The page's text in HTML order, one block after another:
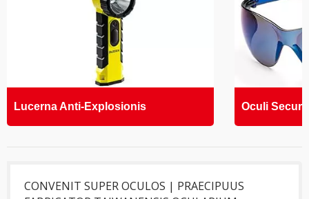
Lucerna Anti-Explosionis Oculi
CONVENIT SUPER OCULOS | PRAECIPUUS